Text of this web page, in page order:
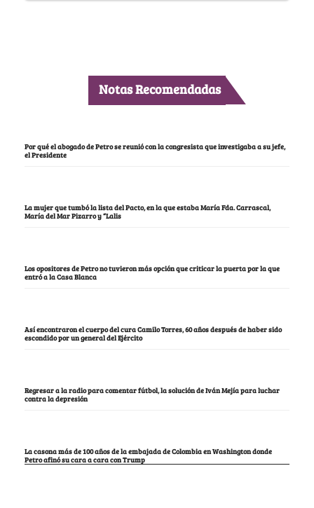
Notas Recomendadas
Por qué el abogado de Petro se reunió con la congresista que investigaba a su jefe,
el Presidente
La mujer que tumbó la lista del Pacto, en la que estaba María Fda. Carrascal,
María del Mar Pizarro y “Lalis
Los opositores de Petro no tuvieron más opción que criticar la puerta por la que
entró a la Casa Blanca
Así encontraron el cuerpo del cura Camilo Torres, 60 años después de haber sido
escondido por un general del Ejército
Regresar a la radio para comentar fútbol, la solución de Iván Mejía para luchar
contra la depresión
La casona más de 100 años de la embajada de Colombia en Washington donde
Petro afinó su cara a cara con Trump